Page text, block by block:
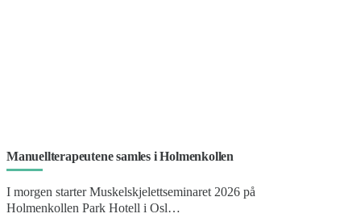
Manuellterapeutene samles i Holmenkollen
I morgen starter Muskelskjelettseminaret 2026 på
Holmenkollen Park Hotell i Osl…